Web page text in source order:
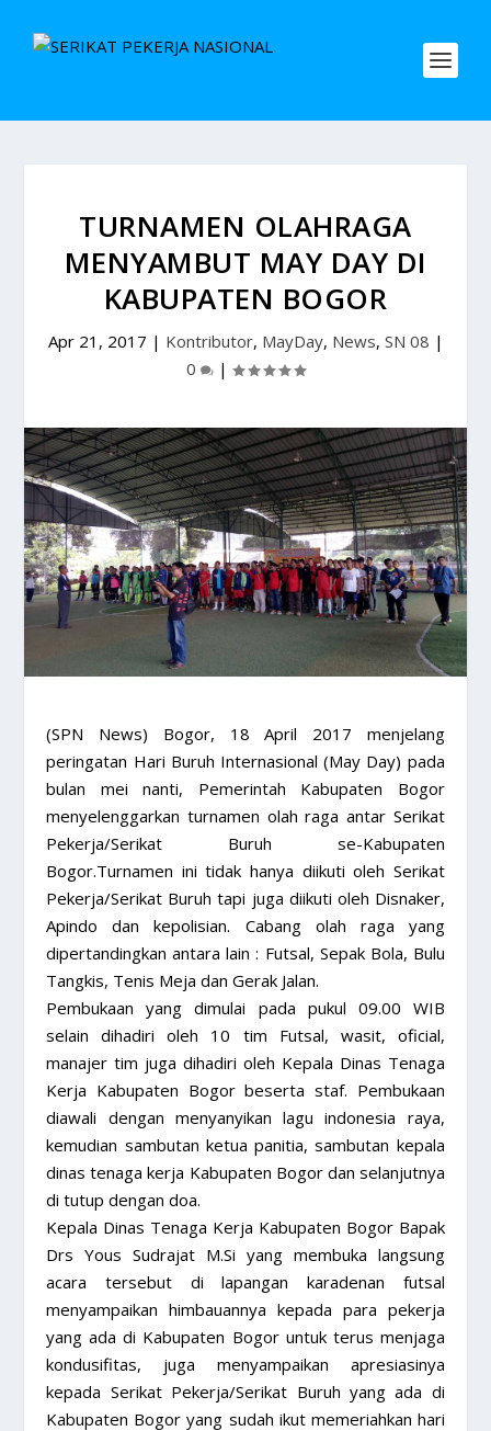
TURNAMEN OLAHRAGA
MENYAMBUT MAY DAY DI
KABUPATEN BOGOR
Apr 21, 2017 | Kontributor, MayDay, News, SN 08 |
0
|
(SPN News) Bogor, 18 April 2017 menjelang
peringatan Hari Buruh Internasional (May Day) pada
bulan mei nanti, Pemerintah Kabupaten Bogor
menyelenggarkan turnamen olah raga antar Serikat
Pekerja/Serikat Buruh se-Kabupaten
Bogor.Turnamen ini tidak hanya diikuti oleh Serikat
Pekerja/Serikat Buruh tapi juga diikuti oleh Disnaker,
Apindo dan kepolisian. Cabang olah raga yang
dipertandingkan antara lain : Futsal, Sepak Bola, Bulu
Tangkis, Tenis Meja dan Gerak Jalan.
Pembukaan yang dimulai pada pukul 09.00 WIB
selain dihadiri oleh 10 tim Futsal, wasit, oficial,
manajer tim juga dihadiri oleh Kepala Dinas Tenaga
Kerja Kabupaten Bogor beserta staf. Pembukaan
diawali dengan menyanyikan lagu indonesia raya,
kemudian sambutan ketua panitia, sambutan kepala
dinas tenaga kerja Kabupaten Bogor dan selanjutnya
di tutup dengan doa.
Kepala Dinas Tenaga Kerja Kabupaten Bogor Bapak
Drs Yous Sudrajat M.Si yang membuka langsung
acara tersebut di lapangan karadenan futsal
menyampaikan himbauannya kepada para pekerja
yang ada di Kabupaten Bogor untuk terus menjaga
kondusifitas, juga menyampaikan apresiasinya
kepada Serikat Pekerja/Serikat Buruh yang ada di
Kabupaten Bogor yang sudah ikut memeriahkan hari